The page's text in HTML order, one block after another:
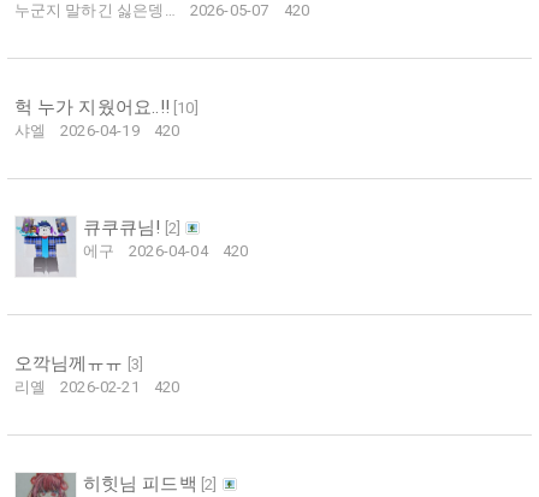
누군지 말하긴 싫은뎅…
2026-05-07 420
헉 누가 지웠어요..!! 10
샤엘
2026-04-19 420
큐쿠큐님! 2
에구
2026-04-04 420
오깍님께ㅠㅠ [3
리옐
2026-02-21 420
히힛님 피드백 [2